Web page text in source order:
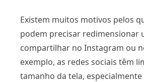
Existem muitos motivos pelos
podem precisar redimensionar
compartilhar no Instagram ou
exemplo, as redes sociais têm
tamanho da tela, especialmente